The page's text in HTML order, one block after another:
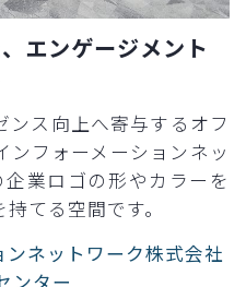
エンゲージメント
ス向上へ寄与するオフ
ンフォーメーションネッ
業ロゴの形やカラーを
てる空間です。
ネットワーク株式会社
ンター